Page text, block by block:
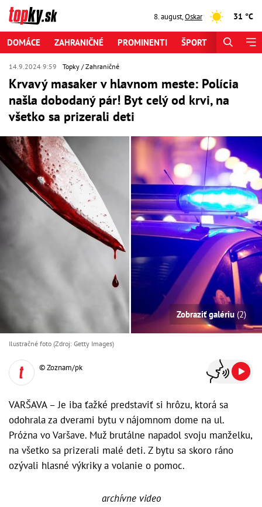
8. august,Oskar 31 °C
DOMÁCE ZAHRANIČNÉ PROMINENTI ŠPORT
14.9.2024 9:59 Topky Zahraničné
Krvavý masaker v hlavnom meste: Polícia
našla dobodaný pár! Byt celý od krvi, na
všetko sa prizerali deti
Zobraziť galériu (2)
Ilustračné foto (Zdroj: Getty Images)
© Zoznam/pk
VARŠAVA – Je iba ťažké predstaviť si hrôzu, ktorá sa
odohrala za dverami bytu v nájomnom dome na ul.
Próżna vo Varšave. Muž brutálne napadol svoju manželku,
na všetko sa prizerali malé deti. Z bytu sa skoro ráno
ozývali hlasné výkriky a volanie o pomoc.
archívne video